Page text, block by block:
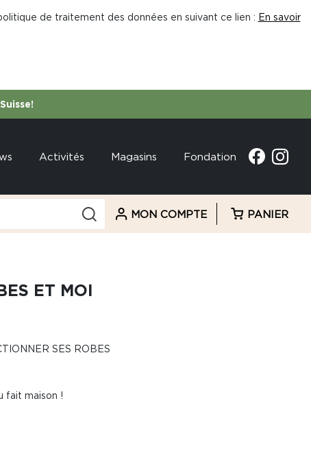
de traitement des données en suivant ce lien : En savoir
Activités Magasins Fondation
MON COMPTE PANIER
ET MOI
SES ROBES
fait maison !